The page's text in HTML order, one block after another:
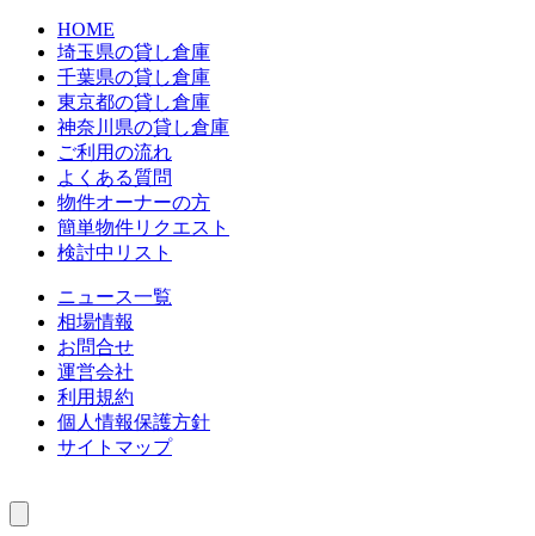
HOME
埼玉県の貸し倉庫
千葉県の貸し倉庫
東京都の貸し倉庫
神奈川県の貸し倉庫
ご利用の流れ
よくある質問
物件オーナーの方
簡単物件リクエスト
検討中リスト
ニュース一覧
相場情報
お問合せ
運営会社
利用規約
個人情報保護方針
サイトマップ